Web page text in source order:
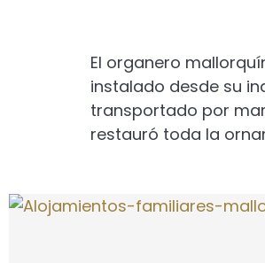
El organero
instalado desde su
transportado por
restauró toda la